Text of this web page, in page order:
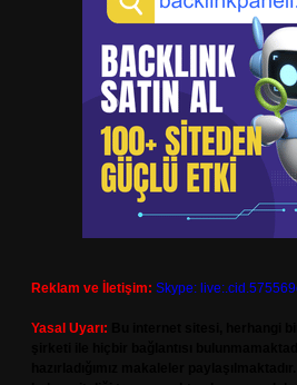
Reklam ve İletişim: Skype:
Yasal Uyarı: